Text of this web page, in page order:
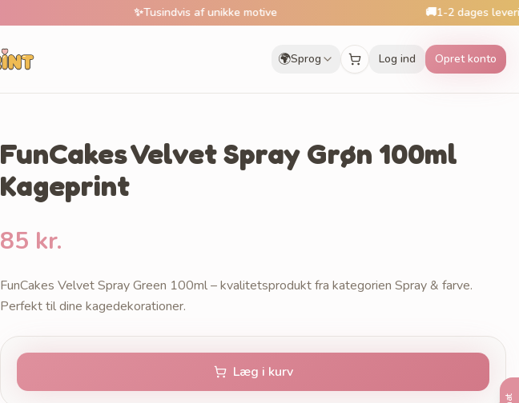
Tusindvis af unikke motive 1-2 dages levering
🌍Sprog Log ind Opret konto
FunCakes Velvet Spray Grøn 100ml
Kageprint
85 kr.
FunCakes Velvet Spray Green 100ml – kvalitetsprodukt fra kategorien Spray & farve.
Perfekt til dine kagedekorationer.
Læg i kurv